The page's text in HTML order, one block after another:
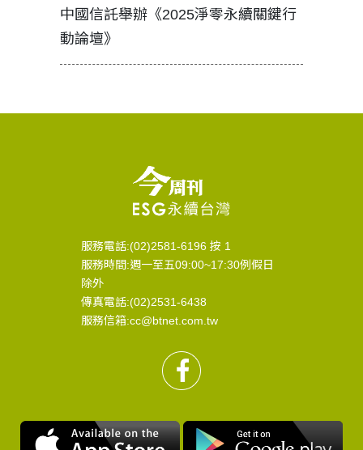
中國信託舉辦《2025淨零永續關鍵行
動論壇》
服務電話:(02)2581-6196 按 1
服務時間:週一至五09:00~17:30例假日
除外
傳真電話:(02)2531-6438
服務信箱:cc@btnet.com.tw